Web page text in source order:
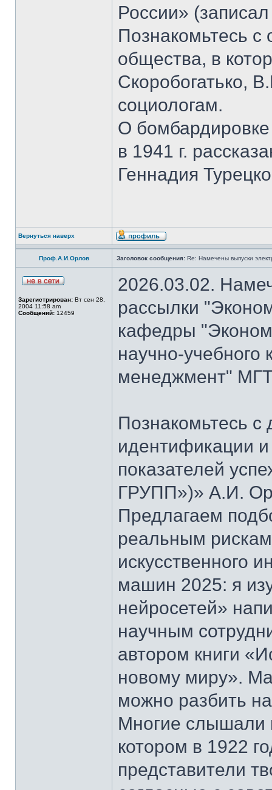
России»
Познакомьтесь
общества, в
Скоробогатько,
социологам.
О
в 1941 г.
Геннадия
Вернуться наверх
Проф.А.И.Орлов Заголовок сообщения: Re: Намечены выпуски
Зарегистрирован: Вт сен 28,
2004 11:58 am
Сообщений: 12459
2026.03.02.
рассылки
кафедры
научно-
менеджмент"
Познакомьтесь
идентификации
показателей
ГРУПП»)» А.И.
Предлагаем
реальным
искусственного
машин 2025: я
нейросетей»
научным
автором книги
новому миру».
можно разбить
Многие слышали
котором в 1922
представители